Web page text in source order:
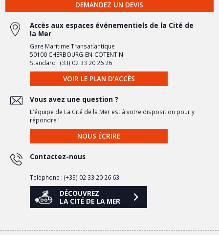
DEMANDEZ UN DEVIS
Accès aux espaces événementiels de la Cité de
la Mer
Gare Maritime Transatlantique
50100 CHERBOURG-EN-COTENTIN
Standard : (33) 02 33 20 26 26
VOIR LE PLAN D'ACCÈS
Vous avez une question ?
L'équipe de La Cité de la Mer est à votre disposition pour y
répondre !
NOUS ÉCRIRE
Contactez-nous
Téléphone : (+33) 02 33 20 26 63
DÉCOUVREZ
LA CITÉ DE LA MER